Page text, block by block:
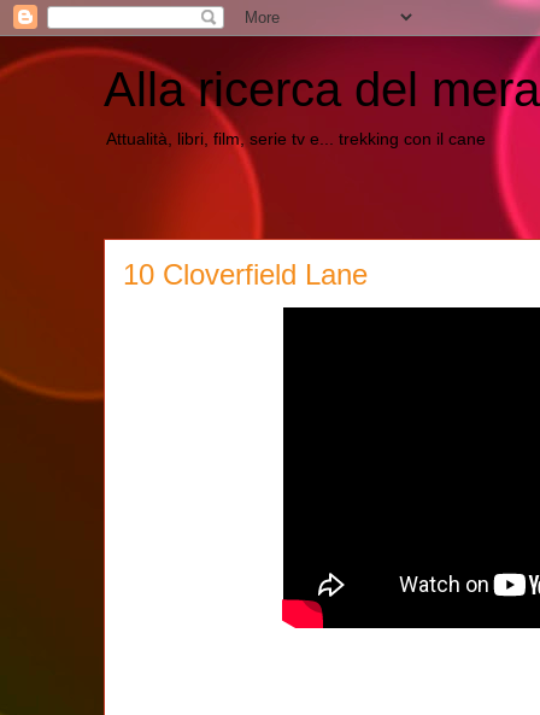
Alla ricerca del
Attualità, libri, film, serie tv e... trekking con il cane
10 Cloverfield Lane